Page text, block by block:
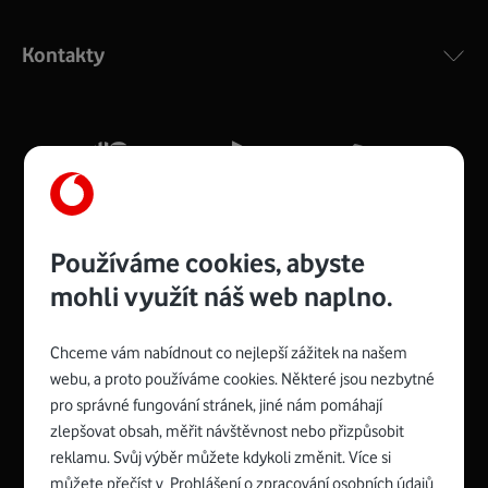
silný signál pro celou domácnost. Kompaktní rozměry 21
Více o COMPAL CH7465VF
Zyxel VMG8623-T50B:
Rozměry modemu jsou 16 x 22 x 7,5 cm (včetně stojánku)
a nabízí 4 gigabitové LAN porty a bezdrátové připojení Wi-
Spojte se s Vodafonem
Kontakty
Používáme cookies, abyste
mohli využít náš web naplno.
Chceme vám nabídnout co nejlepší zážitek na našem
webu, a proto používáme cookies. Některé jsou nezbytné
pro správné fungování stránek, jiné nám pomáhají
zlepšovat obsah, měřit návštěvnost nebo přizpůsobit
reklamu. Svůj výběr můžete kdykoli změnit. Více si
můžete přečíst v Prohlášení o zpracování osobních údajů